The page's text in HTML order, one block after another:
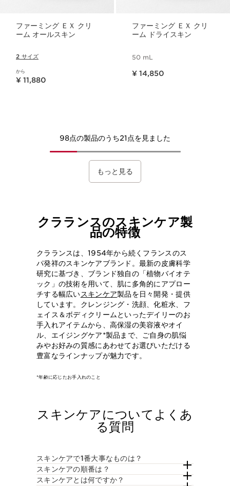
ファーミング ＥＸ クリ
ーム オールスキン
2 サイズ
から
現在表示中の製品の価格 ¥ 11,880
¥ 11,880
ファーミング ＥＸ クリ
ーム ドライスキン
50 mL
¥ 14,850
98点の製品のうち21点を見ました
もっと見る
クラランスのスキンケア製
品の特徴
クラランスは、1954年から続くフランスのス
パ発祥のスキンケアブランド。最新の皮膚科学
研究に基づき、ブランド独自の「植物バイオテ
ック」の技術を用いて、肌に多角的にアプロー
チする幅広いスキンケア製品を日々開発・提供
しています。クレンジング・洗顔、化粧水、フ
ェイス＆ボディクリームといったデイリーのお
手入れアイテムから、高保湿の美容液やオイ
ル、エイジングケア*製品まで、ご自身の肌悩
みやお好みの質感にあわせてお選びいただける
豊富なラインナップが魅力です。
*年齢に応じたお手入れのこと
スキンケアについてよくあ
る質問
スキンケアで1番大事なものは？
スキンケアの順番は？
スキンケアとは何ですか？